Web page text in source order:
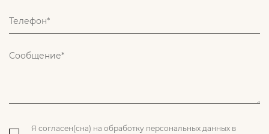
Я согласен(сна) на обработку персональных данных в